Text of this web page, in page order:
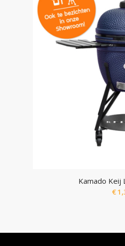
Kamado Keij
€